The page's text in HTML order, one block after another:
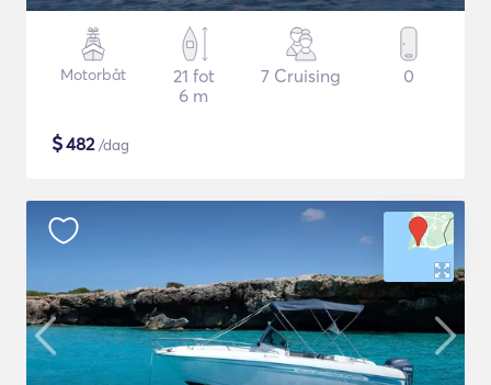
Motorbåt
21 fot
6 m
7 Cruising 0
$482/dag